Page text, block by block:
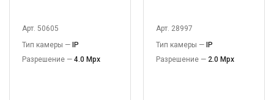
Арт. 50605
Тип камеры — IP
Разрешение — 4.0 Mpx
Арт. 28997
Тип камеры — IP
Разрешение — 2.0 Mpx